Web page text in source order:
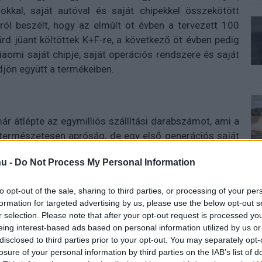
- Do Not Process My Personal Information
opt-out of the sale, sharing to third parties, or processing of your
for targeted advertising by us, please use the below opt-out
selection. Please note that after your opt-out request is processed
interest-based ads based on personal information utilized by us
to third parties prior to your opt-out. You may separately
of your personal information by third parties on the IAB’s list of
saját autóval és saját chipekkel összekötött
beszélt, hogy az elmúlt öt évben a tervezett 100
jüant költöttek K+F-re, a következő öt évben pedig
saját chipje, saját operációs rendszere és saját
együtt a termékeiben.
átlépte az egymilliós szállítási darabszámot, ami a
apróság, de egy első generációs saját
A Xiaomi szempontjából ez inkább azt bizonyítja,
vagyis van értelme tovább vinni. A következő
Weibing, a Xiaomi Group elnöke már jelezte, hogy
az első próbálkozás után. A nagy kérdés az, hogy a
válni ezen a piacon. A legfrissebb pletykák szerint a
a TSMC legmodernebb 2 nanométeres gyártására,
hátránynak tűnhet a technológiai versenyben,
tesztelése és tömeggyártásra vitele